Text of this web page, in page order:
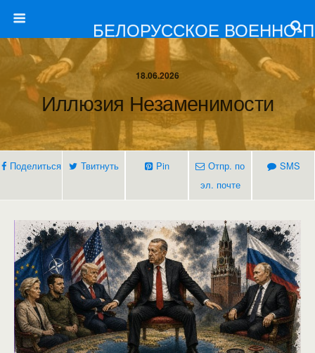
БЕЛОРУССКОЕ ВОЕННО-
18.06.2026
Иллюзия Незаменимости
Поделиться Твитнуть Pin
Отпр. по
эл. почте
SMS